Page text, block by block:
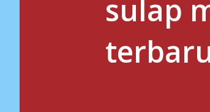
sulap